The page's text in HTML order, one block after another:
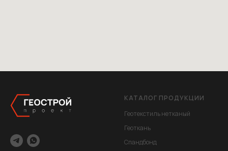
КАТАЛОГ ПРОДУКЦИИ
Геотекстиль нетканый
Геоткань
Спандбонд